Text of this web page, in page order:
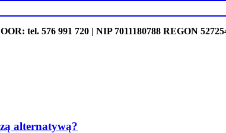
tel. 576 991 720 | NIP 7011180788 REGON
alternatywą?